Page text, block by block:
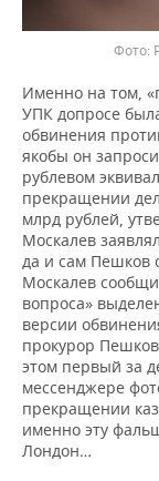
Именно на том,
УПК допросе
обвинения
якобы он
рублевом
прекращении
млрд рублей,
Москалев
да и сам Пешков
Москалев
вопроса»
версии
прокурор
этом первый за
мессенджере
прекращении
именно эту
Лондон…